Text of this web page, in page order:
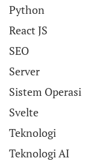
Python
React JS
SEO
Server
Sistem Operasi
Svelte
Teknologi
Teknologi AI